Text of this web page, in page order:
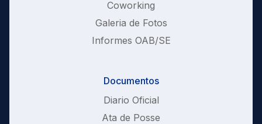
Coworking
Galeria de Fotos
Informes OAB/SE
Documentos
Diario Oficial
Ata de Posse